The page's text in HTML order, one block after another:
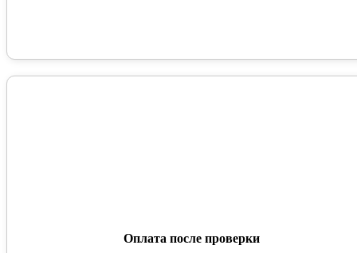
Оплата после проверки